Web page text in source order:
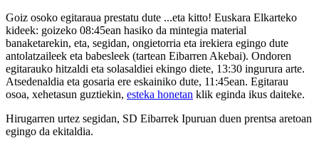
Goiz osoko egitaraua prestatu dute ...eta kitto! Euskara Elkarteko
kideek: goizeko 08:45ean hasiko da mintegia material
banaketarekin, eta, segidan, ongietorria eta irekiera egingo dute
antolatzaileek eta babesleek (tartean Eibarren Akebai). Ondoren
egitarauko hitzaldi eta solasaldiei ekingo diete, 13:30 ingurura arte.
Atsedenaldia eta gosaria ere eskainiko dute, 11:45ean. Egitarau
osoa, xehetasun guztiekin, esteka honetan klik eginda ikus daiteke.
Hirugarren urtez segidan, SD Eibarrek Ipuruan duen prentsa aretoan
egingo da ekitaldia.